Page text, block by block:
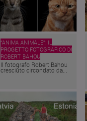
“ANIMA ANIMALE”: IL
PROGETTO FOTOGRAFICO DI
ROBERT BAHOU
Il fotografo Robert Bahou
cresciuto circondato da...